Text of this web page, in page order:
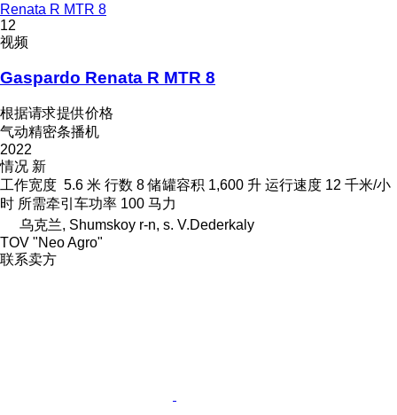
Renata R MTR 8
12
视频
Gaspardo Renata R MTR 8
根据请求提供价格
气动精密条播机
2022
情况 新
工作宽度 5.6 米 行数 8 储罐容积 1,600 升 运行速度 12 千米/小
时 所需牵引车功率 100 马力
乌克兰, Shumskoy r-n, s. V.Dederkaly
TOV "Neo Agro"
联系卖方